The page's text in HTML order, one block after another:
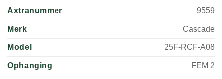
Axtranummer 9559
Merk Cascade
Model 25F-RCF-A08
Ophanging FEM 2